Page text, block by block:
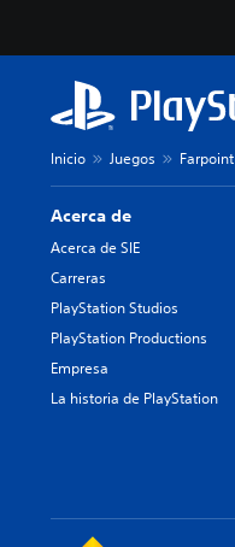
Inicio Juegos Farpoint
Acerca de
Acerca de SIE
Carreras
PlayStation Studios
PlayStation Productions
Empresa
La historia de PlayStation